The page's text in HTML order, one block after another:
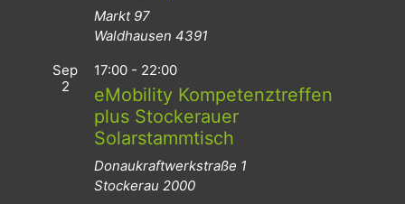
Markt 97
Waldhausen 4391
Sep
2
17:00 - 22:00
eMobility Kompetenztreffen
plus Stockerauer
Solarstammtisch
Donaukraftwerkstraße 1
Stockerau 2000